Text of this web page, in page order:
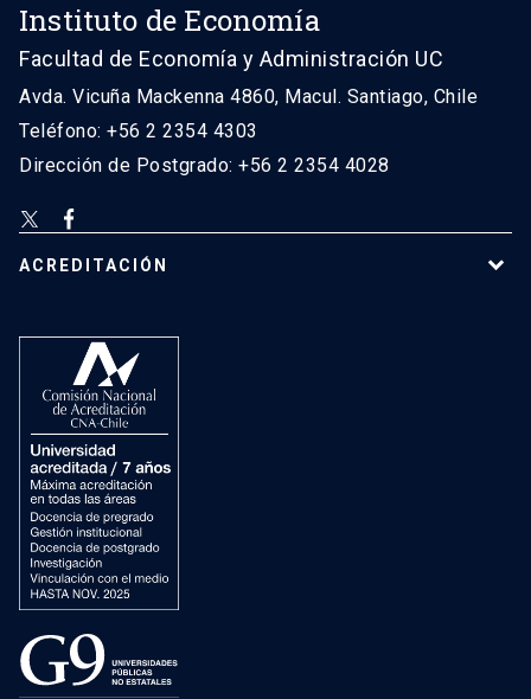
Instituto de Economía
Facultad de Economía y Administración UC
Avda. Vicuña Mackenna 4860, Macul. Santiago, Chile
Teléfono: +56 2 2354 4303
Dirección de Postgrado: +56 2 2354 4028
ACREDITACIÓN